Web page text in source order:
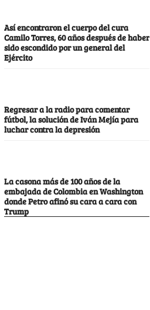
Así encontraron el cuerpo del cura
Camilo Torres, 60 años después de haber
sido escondido por un general del
Ejército
Regresar a la radio para comentar
fútbol, la solución de Iván Mejía para
luchar contra la depresión
La casona más de 100 años de la
embajada de Colombia en Washington
donde Petro afinó su cara a cara con
Trump